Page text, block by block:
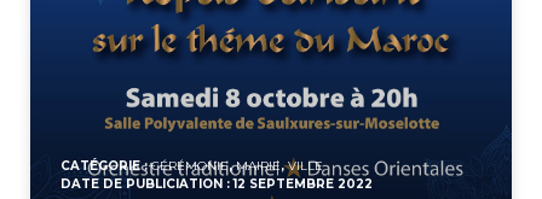
CATÉGORIE :CÉRÉMONIE,MAIRIE,VILLE
DATE DE PUBLICIATION : 12 SEPTEMBRE 2022